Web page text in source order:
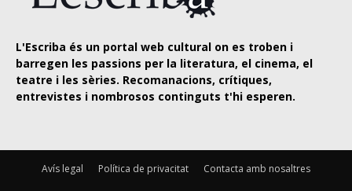
L'Escriba és un portal web cultural on es troben i
barregen les passions per la literatura, el cinema, el
teatre i les sèries. Recomanacions, crítiques,
entrevistes i nombrosos continguts t'hi esperen.
Avís legal Política de privacitat Contacta amb nosaltres